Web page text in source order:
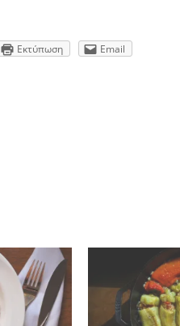
Εκτύπωση Email